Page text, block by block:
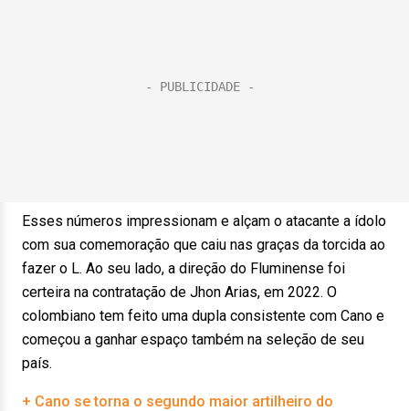
Esses números impressionam e alçam o atacante a ídolo
com sua comemoração que caiu nas graças da torcida ao
fazer o L. Ao seu lado, a direção do Fluminense foi
certeira na contratação de Jhon Arias, em 2022. O
colombiano tem feito uma dupla consistente com Cano e
começou a ganhar espaço também na seleção de seu
país.
+ Cano se torna o segundo maior artilheiro do